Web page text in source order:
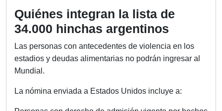
Quiénes integran la lista de
34.000 hinchas argentinos
Las personas con antecedentes de violencia en los
estadios y deudas alimentarias no podrán ingresar al
Mundial.
La nómina enviada a Estados Unidos incluye a: